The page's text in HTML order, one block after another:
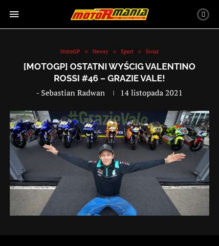
MotoGP Newsy Sport Świat
[MOTOGP] OSTATNI WYŚCIG VALENTINO
ROSSI #46 – GRAZIE VALE!
- Sebastian Radwan 14 listopada 2021